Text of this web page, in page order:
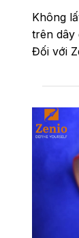
Không
trên dây
Đối với